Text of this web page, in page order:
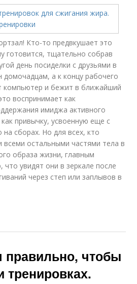
Кто-то предвкушает это
готовится, тщательно собрав
день посиделки с друзьями в
домочадцам, а к концу рабочего
компьютер и бежит в ближайший
воспринимает как
имиджа активного
привычку, усвоенную еще с
на сборах. Но для всех, кто
всеми остальными частями тела в
образа жизни, главным
что увидят они в зеркале после
через степ или заплывов в
правильно, чтобы
тренировках.